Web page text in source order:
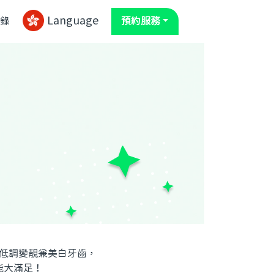
預約服務
Language
調變靚兼美白牙齒，
滿足！